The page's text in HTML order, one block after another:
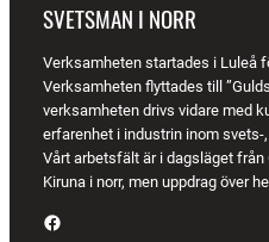
SVETSMAN I NORR
Verksamheten startades i Luleå
Verksamheten flyttades till
verksamheten drivs vidare med
erfarenhet i industrin inom
Vårt arbetsfält är i dagsläget
Kiruna i norr, men uppdrag över
Facebook